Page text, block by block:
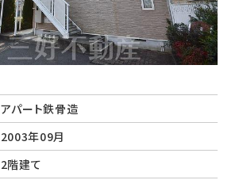
アパート鉄骨造
2003年09月
2階建て